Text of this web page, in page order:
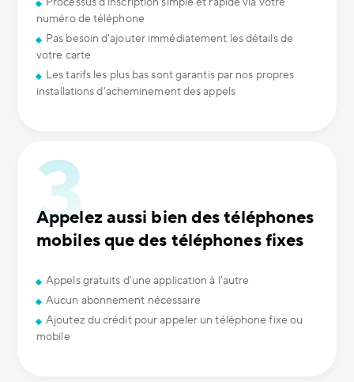
numéro de téléphone
Pas besoin d'ajouter immédiatement les détails de
votre carte
Les tarifs les plus bas sont garantis par nos propres
installations d'acheminement des appels
Appelez aussi bien des téléphones
mobiles que des téléphones fixes
Appels gratuits d'une application à l'autre
Aucun abonnement nécessaire
Ajoutez du crédit pour appeler un téléphone fixe ou
mobile